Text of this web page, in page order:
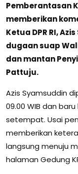
Pemberantasan
memberikan
Ketua DPR RI,
dugaan suap
dan mantan
Pattuju.
Azis Syamsuddin
09.00 WIB dan
setempat. Usai
memberikan
langsung menuju
halaman Gedung